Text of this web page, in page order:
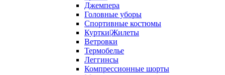
Джемпера
Головные уборы
Спортивные костюмы
Куртки|Жилеты
Ветровки
Термобелье
Леггинсы
Компрессионные шорты